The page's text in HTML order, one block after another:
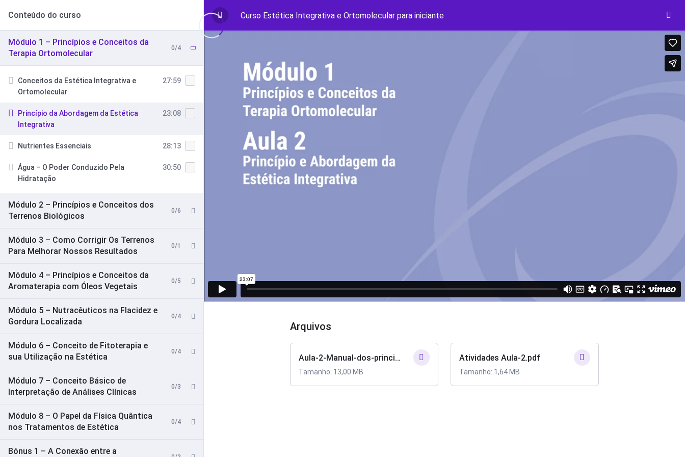
Conteúdo do curso
Módulo 1 – Princípios e Conceitos da
Terapia Ortomolecular
0/4
Conceitos da Estética Integrativa e
Ortomolecular
27:59
Princípio da Abordagem da Estética
Integrativa
23:08
Nutrientes Essenciais 28:13
Água – O Poder Conduzido Pela
Hidratação
30:50
Módulo 2 – Princípios e Conceitos dos
Terrenos Biológicos
0/6
Módulo 3 – Como Corrigir Os Terrenos
Para Melhorar Nossos Resultados
0/1
Módulo 4 – Princípios e Conceitos da
Aromaterapia com Óleos Vegetais
0/5
Módulo 5 – Nutracêuticos na Flacidez e
Gordura Localizada
0/4
Módulo 6 – Conceito de Fitoterapia e
sua Utilização na Estética
0/4
Módulo 7 – Conceito Básico de
Interpretação de Análises Clínicas
0/3
Módulo 8 – O Papel da Física Quântica
nos Tratamentos de Estética
0/4
Bónus 1 – A Conexão entre a
Curso Estética Integrativa e Ortomolecular para iniciante
Arquivos
Aula-2-Manual-dos-principios.pdf
Tamanho: 13,00 MB
Atividades Aula-2.pdf
Tamanho: 1,64 MB